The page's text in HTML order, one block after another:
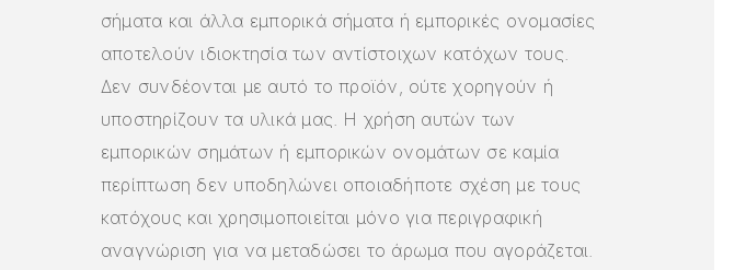
σήματα και άλλα εμπορικά σήματα ή εμπορικές ονομασίες
αποτελούν ιδιοκτησία των αντίστοιχων κατόχων τους.
Δεν συνδέονται με αυτό το προϊόν, ούτε χορηγούν ή
υποστηρίζουν τα υλικά μας. Η χρήση αυτών των
εμπορικών σημάτων ή εμπορικών ονομάτων σε καμία
περίπτωση δεν υποδηλώνει οποιαδήποτε σχέση με τους
κατόχους και χρησιμοποιείται μόνο για περιγραφική
αναγνώριση για να μεταδώσει το άρωμα που αγοράζεται.